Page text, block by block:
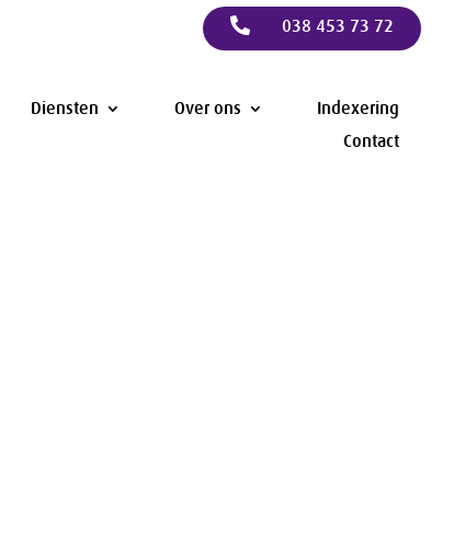
 038 453 73 72
Diensten Over ons
Indexering
Contact